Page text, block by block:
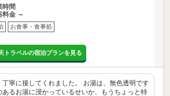
時間
料金 ～
お食事・食事処
トラベルの宿泊プランを見る
丁寧に接してくれました。 お湯は、無色透明です
あるお湯に浸かっているせいか、もうちょっと特